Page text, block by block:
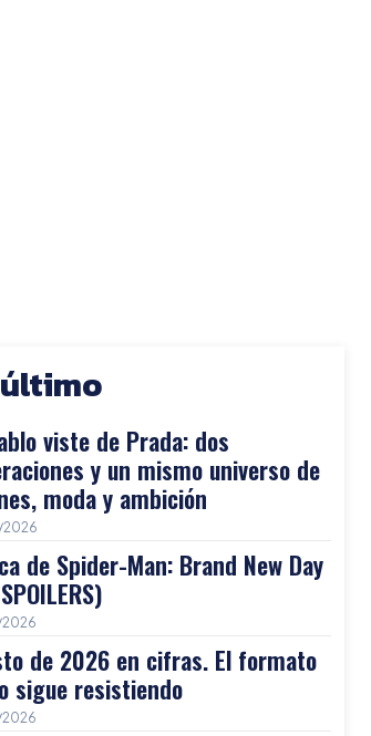
viste de Prada: dos
y un mismo universo de
moda y ambición
de Spider-Man: Brand New Day
de 2026 en cifras. El formato
sigue resistiendo